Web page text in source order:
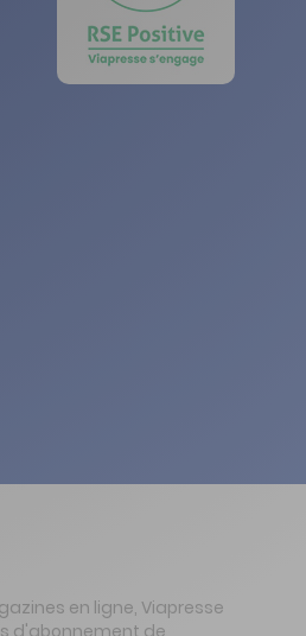
en ligne, Viapresse